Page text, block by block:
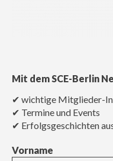
Mit dem SCE-Berlin
✔ wichtige Mitglieder-
✔ Termine und Events
✔ Erfolgsgeschichten
Vorname